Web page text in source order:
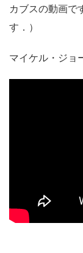
カブスの動画で
す．）
マイケル・ジョ